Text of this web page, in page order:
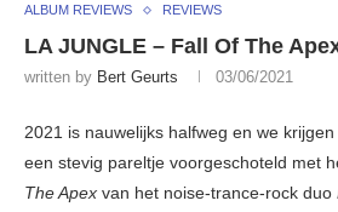
ALBUM REVIEWS REVIEWS
LA JUNGLE – Fall Of The
written by Bert Geurts 03/06/2021
2021 is nauwelijks halfweg en we
een stevig pareltje voorgeschoteld met
The Apex van het noise-trance-rock duo